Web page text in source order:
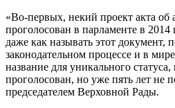
«Во-первых, некий проект акта
проголосован в парламенте в
даже как называть этот документ,
законодательном процессе и в
название для уникального статуса,
проголосован, но уже пять лет не
председателем Верховной Рады.